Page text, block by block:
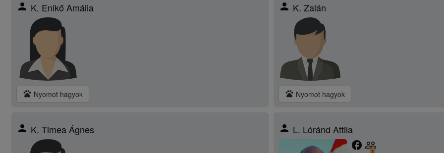
person K. Enikő Amália
pets Nyomot hagyok
person K. Zalán
pets Nyomot hagyok
person K. Timea Ágnes person L. Lóránd Attila
facebook people_outline
1